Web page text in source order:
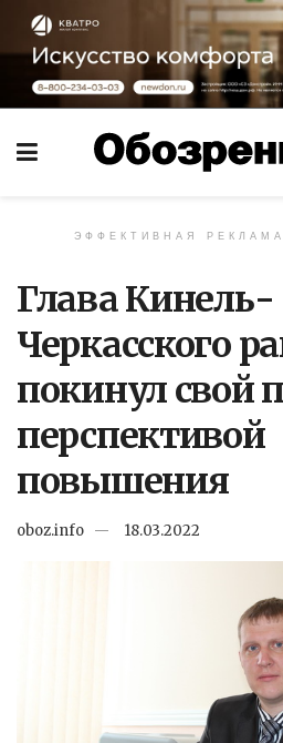
ЭФФЕКТИВНАЯ РЕКЛАМА
Глава Кинель-
Черкасского
покинул свой
перспективой
повышения
oboz.info 18.03.2022